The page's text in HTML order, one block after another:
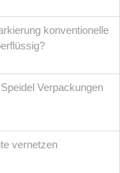
konventionelle
Verpackungen
vernetzen